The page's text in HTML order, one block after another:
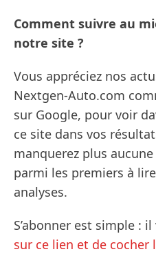
Comment suivre au
notre site ?
Vous appréciez nos
Nextgen-Auto.com
sur Google, pour voir
ce site dans vos
manquerez plus
parmi les premiers à
analyses.
S’abonner est simple :
sur ce lien et de cocher